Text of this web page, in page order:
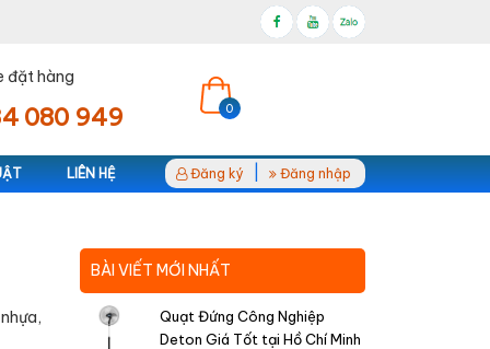
đặt hàng
080 949 0
LIÊN HỆ Đăng ký Đăng nhập
BÀI VIẾT MỚI NHẤT
Quạt Đứng Công Nghiệp
Deton Giá Tốt tại Hồ Chí Minh